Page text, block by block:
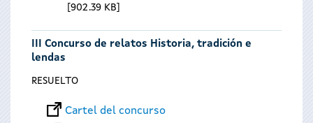
902.39 KB
III Concurso de relatos Historia, tradición e
lendas
RESUELTO
Cartel del concurso